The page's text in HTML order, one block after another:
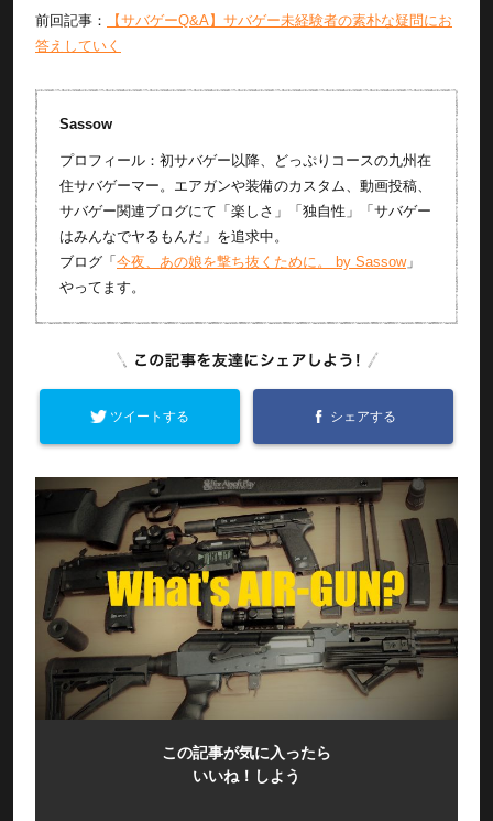
前回記事：
【サバゲーQ&A】サバゲー未経験者の素朴な疑問にお
答えしていく
Sassow
プロフィール：初サバゲー以降、どっぷりコースの九州在
住サバゲーマー。エアガンや装備のカスタム、動画投稿、
サバゲー関連ブログにて「楽しさ」「独自性」「サバゲー
はみんなでヤるもんだ」を追求中。
ブログ「 今夜、あの娘を撃ち抜くために。 by Sassow」
やってます。
ツイートする シェアする
この記事が気に入ったら
いいね！しよう